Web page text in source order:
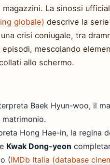
magazzini. La sinossi
globale) descrive la
crisi coniugale, tra
episodi, mescolando
allo schermo.
Baek Hyun-woo, il
Hong Hae-in, la regina
e Kwak Dong-yeon
(IMDb Italia (database